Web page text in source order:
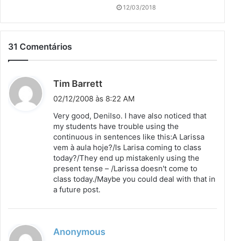
12/03/2018
31 Comentários
Tim Barrett
i
s
e
:
02/12/2008 às 8:22 AM
Very good, Denilso. I have also noticed that
my students have trouble using the
continuous in sentences like this:A Larissa
vem à aula hoje?/Is Larisa coming to class
today?/They end up mistakenly using the
present tense – /Larissa doesn't come to
class today./Maybe you could deal with that in
a future post.
Anonymous